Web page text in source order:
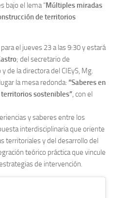
bajo el lema “Múltiples miradas
de territorios
el jueves 23 a las 9:30 y estará
; del secretario de
de la directora del CIEyS, Mg.
la mesa redonda: “Saberes en
sostenibles”, con el
y saberes entre los
interdisciplinaria que oriente
territoriales y del desarrollo del
teórico práctica que vincule
de intervención.